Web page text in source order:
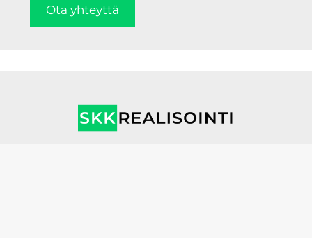
Ota yhteyttä